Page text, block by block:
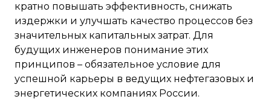
кратно повышать эффективность, снижать
издержки и улучшать качество процессов без
значительных капитальных затрат. Для
будущих инженеров понимание этих
принципов – обязательное условие для
успешной карьеры в ведущих нефтегазовых и
энергетических компаниях России.